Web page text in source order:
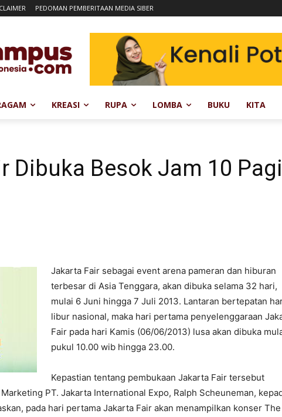
PEDOMAN PEMBERITAAN MEDIA SIBER
KREASI RUPA LOMBA BUKU KITA
Dibuka Besok Jam 10 Pagi
Jakarta Fair sebagai event arena pameran dan hiburan
terbesar di Asia Tenggara, akan dibuka selama 32 hari,
mulai 6 Juni hingga 7 Juli 2013. Lantaran bertepatan
libur nasional, maka hari pertama penyelenggaraan
Fair pada hari Kamis (06/06/2013) lusa akan dibuka
pukul 10.00 wib hingga 23.00.
Kepastian tentang pembukaan Jakarta Fair tersebut
PT. Jakarta International Expo, Ralph Scheuneman,
pada hari pertama Jakarta Fair akan menampilkan konser The